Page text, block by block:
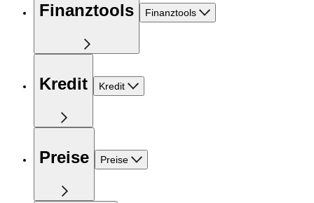
Finanztools Finanztools
Kredit Kredit
Preise Preise